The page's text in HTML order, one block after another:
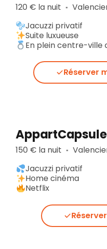
120 € la nuit ▪︎
Jacuzzi privatif
Suite luxueuse
En plein centre-ville
Réserver
150 € la nuit ▪︎
Jacuzzi privatif
Home cinéma
Netflix